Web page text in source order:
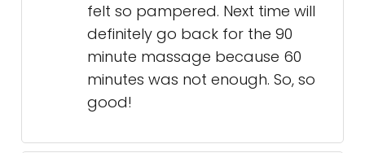
felt so pampered. Next time will
definitely go back for the 90
minute massage because 60
minutes was not enough. So, so
good!